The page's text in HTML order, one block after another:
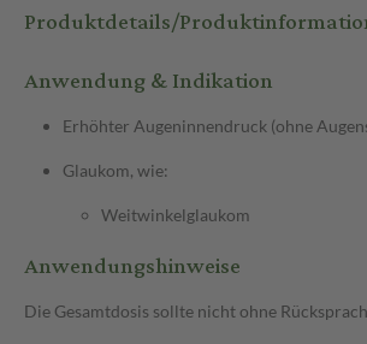
Produktdetails/
Anwendung & Indikation
Erhöhter Augeninnendruck (ohne
Glaukom, wie:
Weitwinkelglaukom
Anwendungshinweise
Die Gesamtdosis sollte nicht ohne